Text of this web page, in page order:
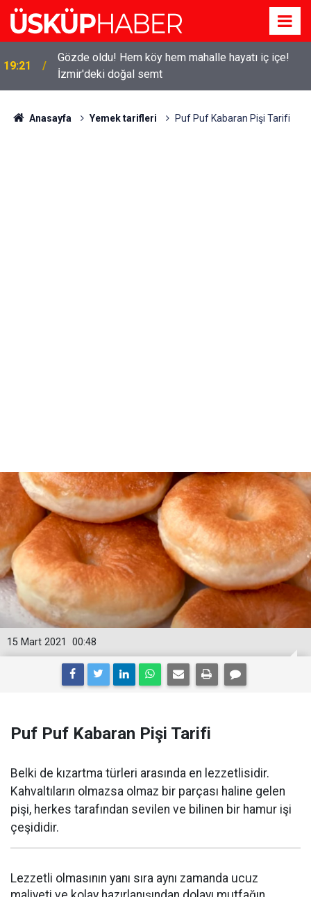
19:21
Gözde oldu! Hem köy hem mahalle hayatı iç içe!
İzmir'deki doğal semt
Anasayfa Yemek tarifleri Puf Puf Kabaran Pişi Tarifi
00:48
15 Mart 2021
Puf Puf Kabaran Pişi Tarifi
Belki de kızartma türleri arasında en lezzetlisidir.
Kahvaltıların olmazsa olmaz bir parçası haline gelen
pişi, herkes tarafından sevilen ve bilinen bir hamur işi
çeşididir.
Lezzetli olmasının yanı sıra aynı zamanda ucuz